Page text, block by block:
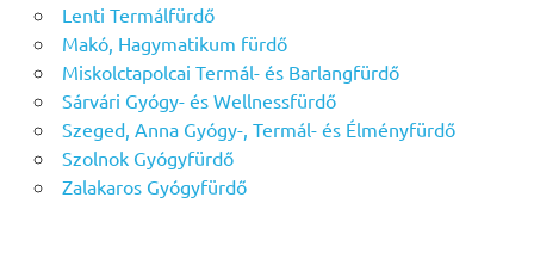
Lenti Termálfürdő
Makó, Hagymatikum fürdő
Miskolctapolcai Termál- és Barlangfürdő
Sárvári Gyógy- és Wellnessfürdő
Szeged, Anna Gyógy-, Termál- és Élményfürdő
Szolnok Gyógyfürdő
Zalakaros Gyógyfürdő